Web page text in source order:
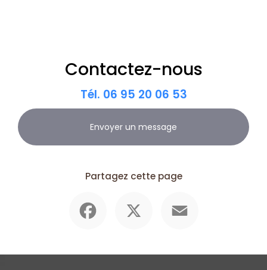
Contactez-nous
Tél. 06 95 20 06 53
Envoyer un message
Partagez cette page